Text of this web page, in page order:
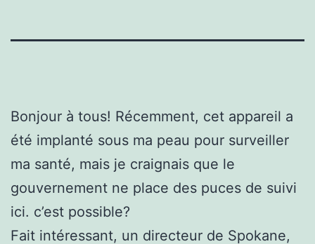
Bonjour à tous! Récemment, cet appareil a
été implanté sous ma peau pour surveiller
ma santé, mais je craignais que le
gouvernement ne place des puces de suivi
ici. c’est possible?
Fait intéressant, un directeur de Spokane,